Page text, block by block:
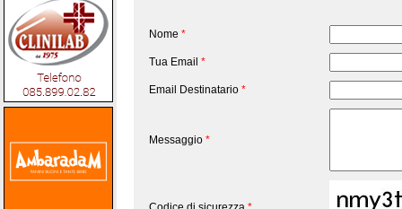
Nome *
Tua Email *
Email Destinatario *
Messaggio *